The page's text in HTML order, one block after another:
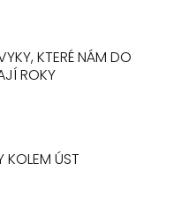
KTERÉ NÁM DO
ROKY
KOLEM ÚST